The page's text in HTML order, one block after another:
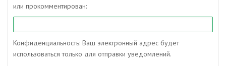
или прокомментирован:
Конфиденциальность: Ваш электронный адрес будет
использоваться только для отправки уведомлений.